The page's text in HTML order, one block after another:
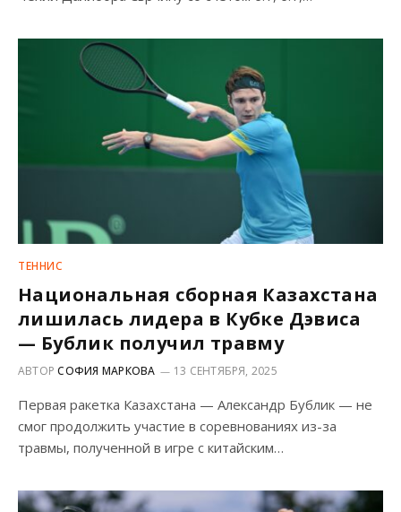
ТЕННИС
Национальная сборная Казахстана
лишилась лидера в Кубке Дэвиса
— Бублик получил травму
АВТОРСОФИЯ МАРКОВА 13 СЕНТЯБРЯ, 2025
Первая ракетка Казахстана — Александр Бублик — не
смог продолжить участие в соревнованиях из-за
травмы, полученной в игре с китайским…